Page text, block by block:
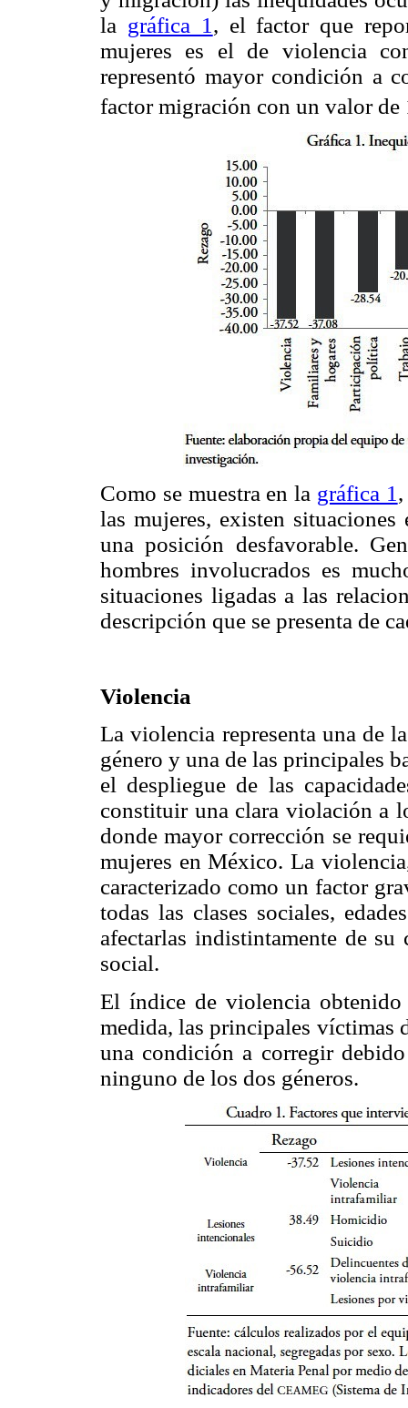
la gráfica 1 , el factor que
mujeres es el de violencia
representó mayor condición a
factor migración con un valor de
Como se muestra en la gráfica 1
las mujeres, existen
una posición desfavorable.
hombres involucrados es
situaciones ligadas a las
descripción que se presenta de
Violencia
La violencia representa una de
género y una de las principales
el despliegue de las
constituir una clara violación a
donde mayor corrección se
mujeres en México. La
caracterizado como un factor
todas las clases sociales,
afectarlas indistintamente de
social.
El índice de violencia obtenido
medida, las principales víctimas
una condición a corregir
ninguno de los dos géneros.